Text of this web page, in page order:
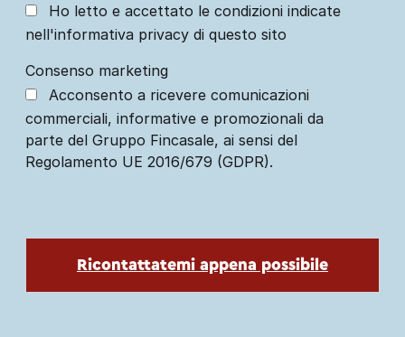
Ho letto e accettato le condizioni indicate
nell'informativa privacy di questo sito
Consenso marketing
Acconsento a ricevere comunicazioni
commerciali, informative e promozionali da
parte del Gruppo Fincasale, ai sensi del
Regolamento UE 2016/679 (GDPR).